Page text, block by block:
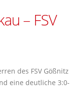
– FSV
des FSV Gößnitz
eine deutliche 3:0-